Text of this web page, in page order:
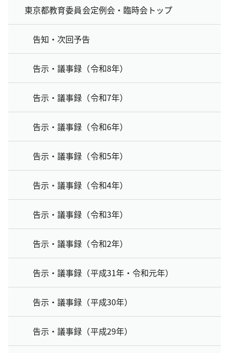
東京都教育委員会定例会・臨時会トップ
告知・次回予告
告示・議事録（令和8年）
告示・議事録（令和7年）
告示・議事録（令和6年）
告示・議事録（令和5年）
告示・議事録（令和4年）
告示・議事録（令和3年）
告示・議事録（令和2年）
告示・議事録（平成31年・令和元年）
告示・議事録（平成30年）
告示・議事録（平成29年）